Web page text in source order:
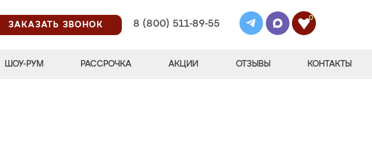
ЗАКАЗАТЬ ЗВОНОК
8 (800) 511-89-55
0
ШОУ-РУМ РАССРОЧКА АКЦИИ ОТЗЫВЫ КОНТАКТЫ